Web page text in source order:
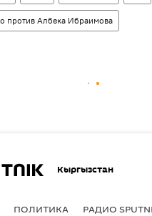
против Албека Ибраимова
Кыргызстан
ПОЛИТИКА РАДИО